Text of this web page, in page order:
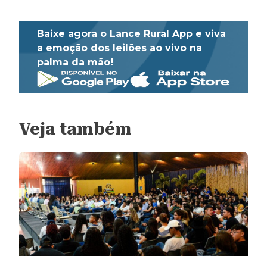
Baixe agora o Lance Rural App e viva
a emoção dos leilões ao vivo na
palma da mão!
Veja também